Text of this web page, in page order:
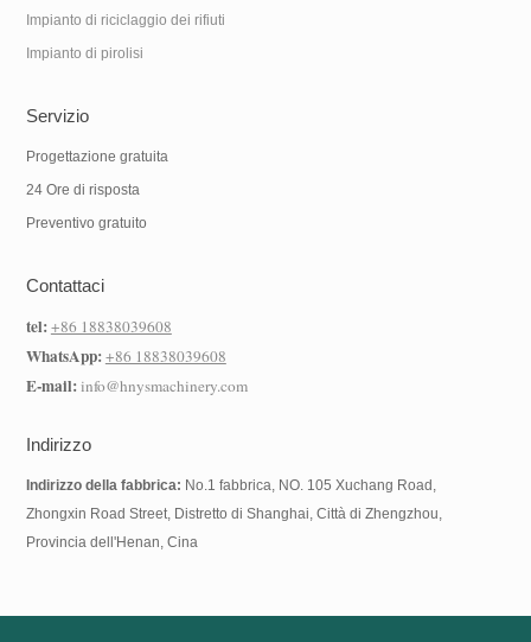
Impianto di riciclaggio dei rifiuti
Impianto di pirolisi
Servizio
Progettazione gratuita
24 Ore di risposta
Preventivo gratuito
Contattaci
tel:+86 18838039608
WhatsApp:+86 18838039608
E-mail:info@hnysmachinery.com
Indirizzo
Indirizzo della fabbrica: No.1 fabbrica, NO. 105 Xuchang Road,
Zhongxin Road Street, Distretto di Shanghai, Città di Zhengzhou,
Provincia dell'Henan, Cina